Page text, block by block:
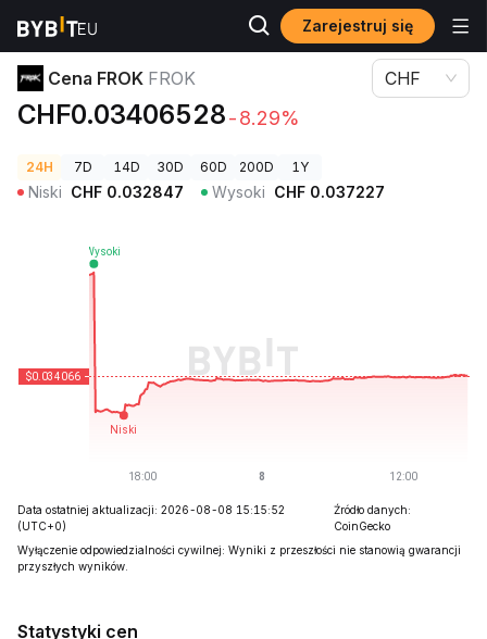
Zarejestruj się
Ceny kryptowalut Cena FROK FROK
Cena FROK FROK
CHF0.03406528-8.29%
CHF
24H 7D 14D 30D 60D 200D 1Y
Niski CHF 0.032847 Wysoki CHF 0.037227
Data ostatniej aktualizacji: 2026-08-08 15:15:52
(UTC+0)
Źródło danych:
CoinGecko
Wyłączenie odpowiedzialności cywilnej: Wyniki z przeszłości nie stanowią gwarancji
przyszłych wyników.
Statystyki cen